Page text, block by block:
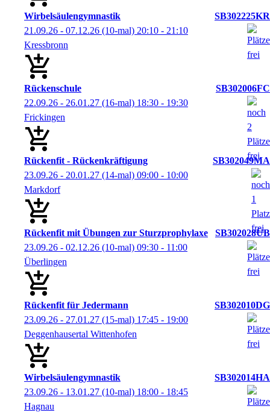
Wirbelsäulengymnastik
SB302225KR
21.09.26 - 07.12.26 (10-mal) 20:10 - 21:10
Kressbronn
Rückenschule
SB302006FC
22.09.26 - 26.01.27 (16-mal) 18:30 - 19:30
Frickingen
Rückenfit - Rückenkräftigung
SB302049MA
23.09.26 - 20.01.27 (14-mal) 09:00 - 10:00
Markdorf
Rückenfit mit Übungen zur Sturzprophylaxe
SB302028ÜB
23.09.26 - 02.12.26 (10-mal) 09:30 - 11:00
Überlingen
Rückenfit für Jedermann
SB302010DG
23.09.26 - 27.01.27 (15-mal) 17:45 - 19:00
Deggenhausertal Wittenhofen
Wirbelsäulengymnastik
SB302014HA
23.09.26 - 13.01.27 (10-mal) 18:00 - 18:45
Hagnau